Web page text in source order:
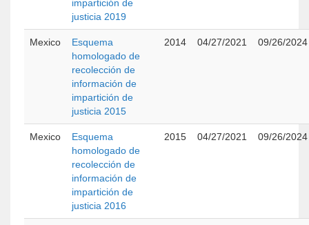
impartición de
justicia 2019
Mexico
Esquema
homologado de
recolección de
información de
impartición de
justicia 2015
2014 04/27/2021 09/26/2024
Mexico
Esquema
homologado de
recolección de
información de
impartición de
justicia 2016
2015 04/27/2021 09/26/2024